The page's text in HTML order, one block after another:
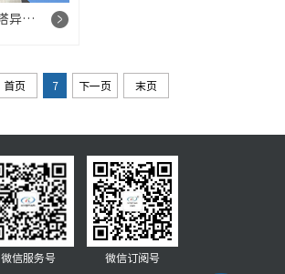
江苏某广场九层妖塔异形旋转 LED 显示系统项目
首页 7 下一页 末页
微信服务号 微信订阅号